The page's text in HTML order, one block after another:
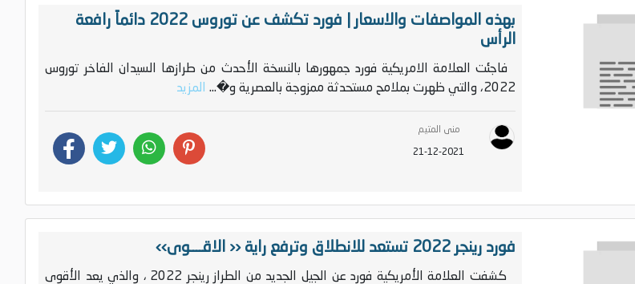
بهذه المواصفات والاسعار | فورد تكشف عن توروس 2022 دائماً رافعة
الرأس
فاجئت العلامة الامريكية فورد جمهورها بالنسخة الأحدث من طرازها السيدان الفاخر توروس
2022، والتي ظهرت بملامح مستحدثة ممزوجة بالعصرية و�...
المزيد
منى المتيم
21-12-2021
فورد رينجر 2022 تستعد للانطلاق وترفع راية ‹‹ الاقــــوى››
كشفت العلامة الأمريكية فورد عن الجيل الجديد من الطراز رينجر 2022 ، والذي يعد الأقوى